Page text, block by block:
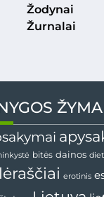
Žodynai
Žurnalai
ŽYMA
bitės dainos
erotinis